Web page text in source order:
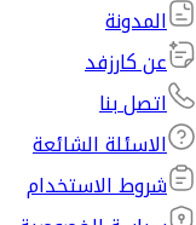
المدونة
عن كارزفد
اتصل بنا
الاسئلة الشائعة
شروط الاستخدام